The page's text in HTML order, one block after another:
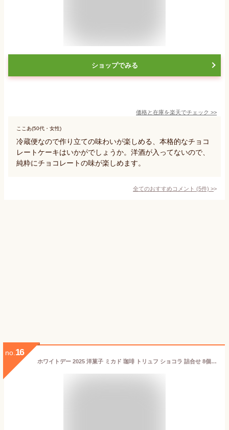
ショップでみる
価格と在庫を楽天でチェック >>
ここあ(50代・女性)
冷蔵便なので作り立ての味わいが楽しめる、本格的なチョコ
レートケーキはいかがでしょうか。洋酒が入ってないので、
純粋にチョコレートの味が楽しめます。
全てのおすすめコメント (5件) >
no. 16
ホワイトデー 2025 洋菓子 ミカド 珈琲 トリュフ ショコラ 詰合せ 8個 A1918 トリュフショコラ ケーキ チョコケーキ プチケーキ スイーツ カップケーキ 詰め合わせ チョコレート チョコ お菓子 個包装 常温 ギフト 送料無料 お供え 入学祝い 卒業祝い 退職祝い